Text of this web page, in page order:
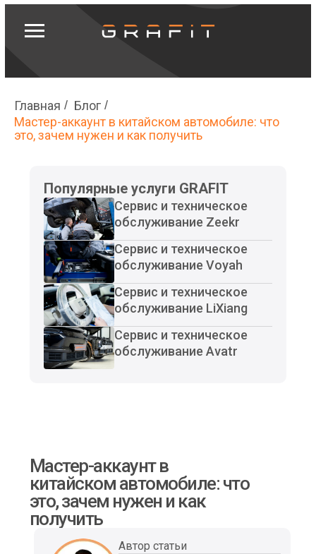
Записаться
Главная / Блог /
Мастер-аккаунт в китайском автомобиле: что
это, зачем нужен и как получить
Популярные услуги GRAFIT
Сервис и техническое
обслуживание Zeekr
Сервис и техническое
обслуживание Voyah
Сервис и техническое
обслуживание LiXiang
Сервис и техническое
обслуживание Avatr
Мастер-аккаунт в
китайском автомобиле: что
это, зачем нужен и как
получить
Автор статьи